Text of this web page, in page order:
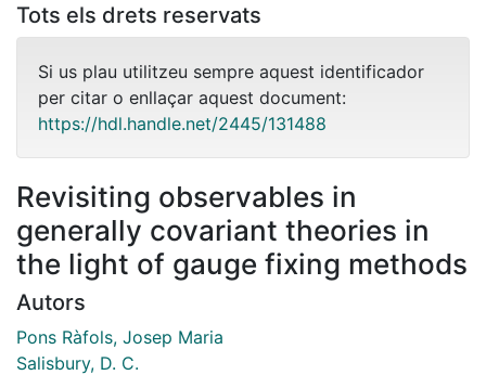
Tots els drets reservats
Si us plau utilitzeu sempre aquest identificador
per citar o enllaçar aquest document:
https://hdl.handle.net/2445/131488
Revisiting observables in
generally covariant theories in
the light of gauge fixing methods
Autors
Pons Ràfols, Josep Maria
Salisbury, D. C.